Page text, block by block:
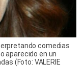
comedias
aparecido en un
(Foto: VALERIE